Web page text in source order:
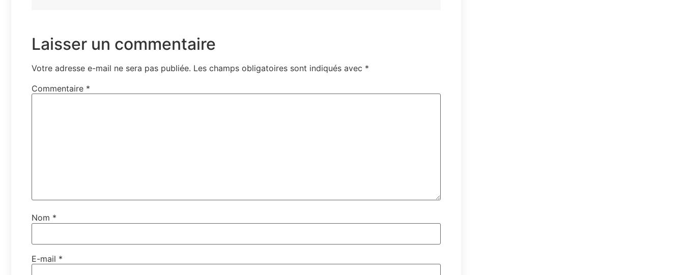
Laisser un commentaire
Votre adresse e-mail ne sera pas publiée. Les champs obligatoires sont indiqués avec *
Commentaire *
Nom *
E-mail *